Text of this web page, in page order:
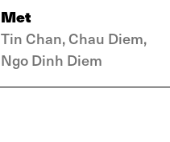
Met
Tin Chan, Chau Diem,
Ngo Dinh Diem